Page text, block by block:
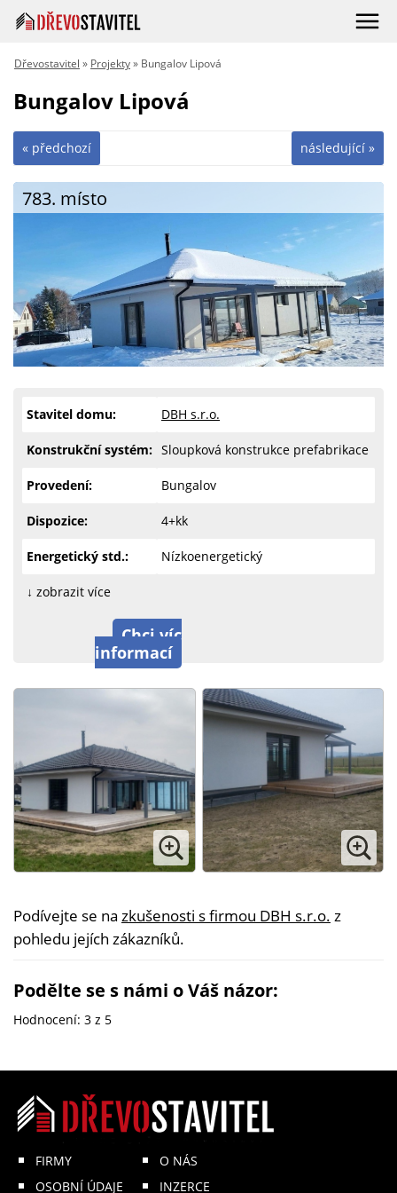
Dřevostavitel » Projekty» Bungalov Lipová
Bungalov Lipová
následující »
« předchozí
783. místo
Stavitel domu: DBH s.r.o.
Konstrukční systém: Sloupková konstrukce prefabrikace
Provedení: Bungalov
Dispozice: 4+kk
Energetický std.: Nízkoenergetický
↓ zobrazit více
Chci víc
informací
Podívejte se na zkušenosti s firmou DBH s.r.o. z
pohledu jejích zákazníků.
Podělte se s námi o Váš názor:
Hodnocení: 3 z 5
FIRMY
OSOBNÍ ÚDAJE
O NÁS
INZERCE